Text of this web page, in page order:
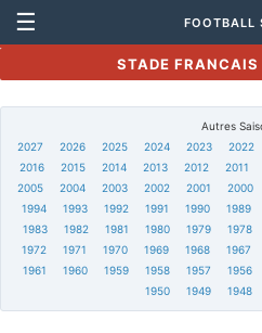
☰ FOOTBALL
STADE
Autres
2027
2026 2025 2024 2023 2022
2016
2015 2014 2013 2012 2011
2005
2004 2003 2002 2001 2000
1994
1993 1992 1991 1990 1989
1983
1982 1981 1980 1979 1978
1972
1971 1970 1969 1968 1967
1961
1960 1959 1958 1957 1956
1950
1949 1948